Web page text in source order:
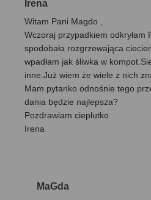
Irena
Witam Pani Magdo ,
Wczoraj przypadkiem odkryłam
spodobała rozgrzewająca
wpadłam jak śliwka w
inne.Już wiem że wiele z nich
Mam pytanko odnośnie tego
dania będzie najlepsza?
Pozdrawiam cieplutko
Irena
MaGda